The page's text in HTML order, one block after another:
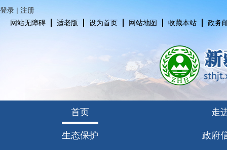
登录 | 注册
网站无障碍
适老版 设为首页 网站地图 收藏本站 政务
首页 走
生态保护 政府